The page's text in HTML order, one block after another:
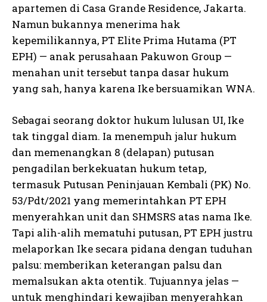
apartemen di Casa Grande Residence, Jakarta.
Namun bukannya menerima hak
kepemilikannya, PT Elite Prima Hutama (PT
EPH) — anak perusahaan Pakuwon Group —
menahan unit tersebut tanpa dasar hukum
yang sah, hanya karena Ike bersuamikan WNA.
Sebagai seorang doktor hukum lulusan UI, Ike
tak tinggal diam. Ia menempuh jalur hukum
dan memenangkan 8 (delapan) putusan
pengadilan berkekuatan hukum tetap,
termasuk Putusan Peninjauan Kembali (PK) No.
53/Pdt/2021 yang memerintahkan PT EPH
menyerahkan unit dan SHMSRS atas nama Ike.
Tapi alih-alih mematuhi putusan, PT EPH justru
melaporkan Ike secara pidana dengan tuduhan
palsu: memberikan keterangan palsu dan
memalsukan akta otentik. Tujuannya jelas —
untuk menghindari kewajiban menyerahkan